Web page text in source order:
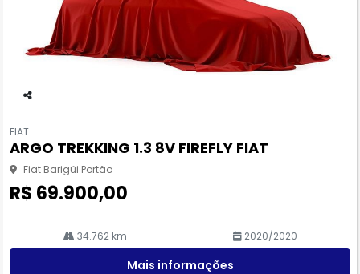
pa
rtil
he
FIAT
ARGO TREKKING 1.3 8V FIREFLY FIAT
Fiat Barigüi Portão
R$ 69.900,00
34.762 km 2020/2020
Mais informações